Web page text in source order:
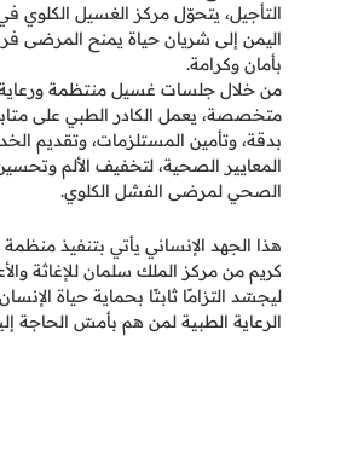
التأجيل، يتحوّل مركز الغسيل الكلوي
اليمن إلى شريان حياة يمنح المرضى
بأمان وكرامة.
من خلال جلسات غسيل منتظمة
متخصصة، يعمل الكادر الطبي على
بدقة، وتأمين المستلزمات، وتقديم
المعايير الصحية، لتخفيف الألم
الصحي لمرضى الفشل الكلوي.
هذا الجهد الإنساني يأتي بتنفيذ منظمة
كريم من مركز الملك سلمان للإغاثة
ليجسّد التزامًا ثابتًا بحماية حياة
الرعاية الطبية لمن هم بأمسّ الحاجة